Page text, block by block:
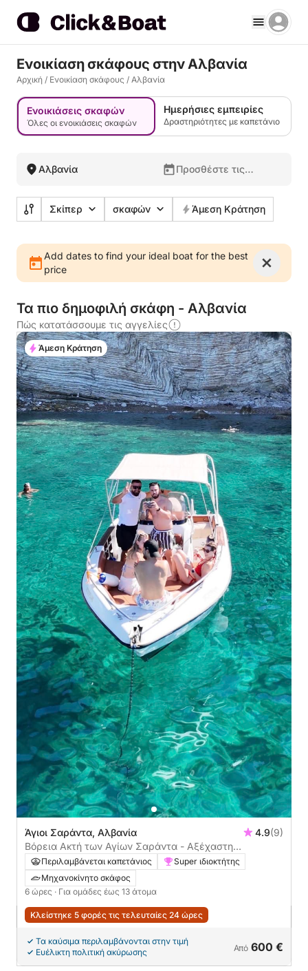
Ενοικίαση σκάφους στην Αλβανία
Αρχική / Ενοικίαση σκάφους / Αλβανία
Ενοικιάσεις σκαφών
Όλες οι ενοικιάσεις σκαφών
Ημερήσιες εμπειρίες
Δραστηριότητες με καπετάνιο
Αλβανία
Προσθέστε τις
Σκίπερ σκαφών Άμεση Κράτηση
Add dates to find your ideal boat for the best
price
Τα πιο δημοφιλή σκάφη - Αλβανία
Πώς κατατάσσουμε τις αγγελίες
Άγιοι Σαράντα, Αλβανία 4.9(9)
Βόρεια Ακτή των Αγίων Σαράντα - Αξέχαστη
Περιπέτεια με Ταχύπλοο
Περιλαμβάνεται καπετάνιος
Super ιδιοκτήτης
Μηχανοκίνητο σκάφος
6 ώρες · Για ομάδες έως 13 άτομα
Κλείστηκε 5 φορές τις τελευταίες 24 ώρες
Τα καύσιμα περιλαμβάνονται στην τιμή
Ευέλικτη πολιτική ακύρωσης
Από 600 €
Άμεση Κράτηση